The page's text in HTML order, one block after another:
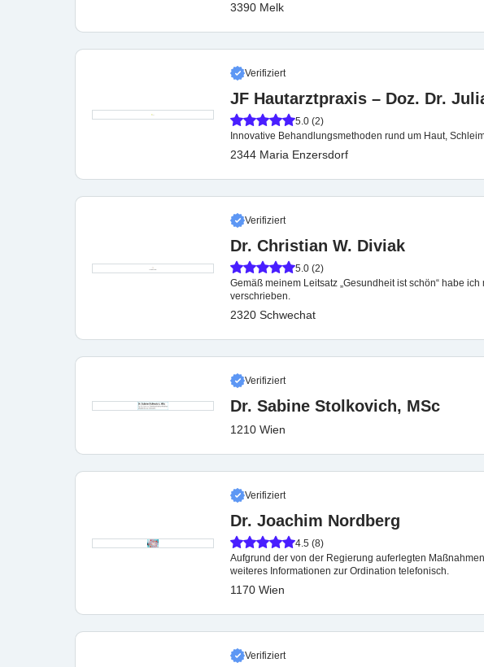
3390 Melk
Verifiziert
JF Hautarztpraxis – Doz. Dr.
5.0 (2)
Innovative Behandlungsmethoden rund um Haut,
2344 Maria Enzersdorf
Verifiziert
Dr. Christian W. Diviak
5.0 (2)
Gemäß meinem Leitsatz „Gesundheit ist schön“ habe
verschrieben.
2320 Schwechat
Verifiziert
Dr. Sabine Stolkovich, MSc
1210 Wien
Verifiziert
Dr. Joachim Nordberg
4.5 (8)
Aufgrund der von der Regierung auferlegten
weiteres Informationen zur Ordination telefonisch.
1170 Wien
Verifiziert